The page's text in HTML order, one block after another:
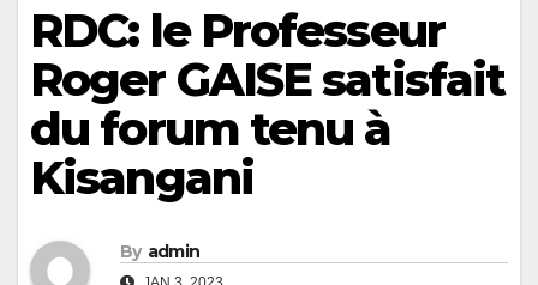
RDC: le Professeur
Roger GAISE satisfait
du forum tenu à
Kisangani
By admin